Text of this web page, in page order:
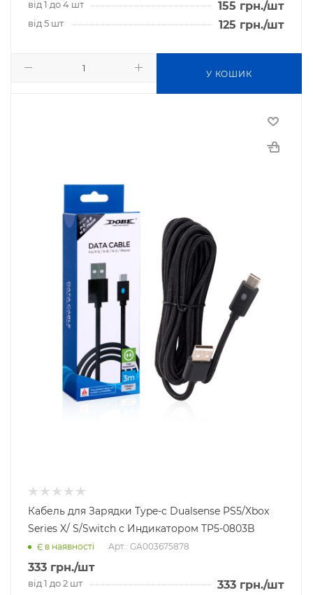
від 1 до 4 шт 155 грн./шт
від 5 шт 125 грн./шт
У КОШИК
Кабель для Зарядки Type-c Dualsense PS5/Xbox
Series X/ S/Switch с Индикатором TP5-0803B
Є в наявності Арт.: GA003675878
333 грн./шт
від 1 до 2 шт 333 грн./шт